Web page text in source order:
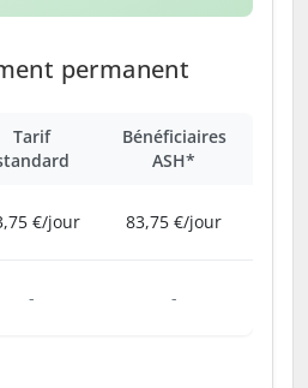
permanent
Tarif
Bénéficiaires
ASH*
€/jour 83,75 €/jour
- -